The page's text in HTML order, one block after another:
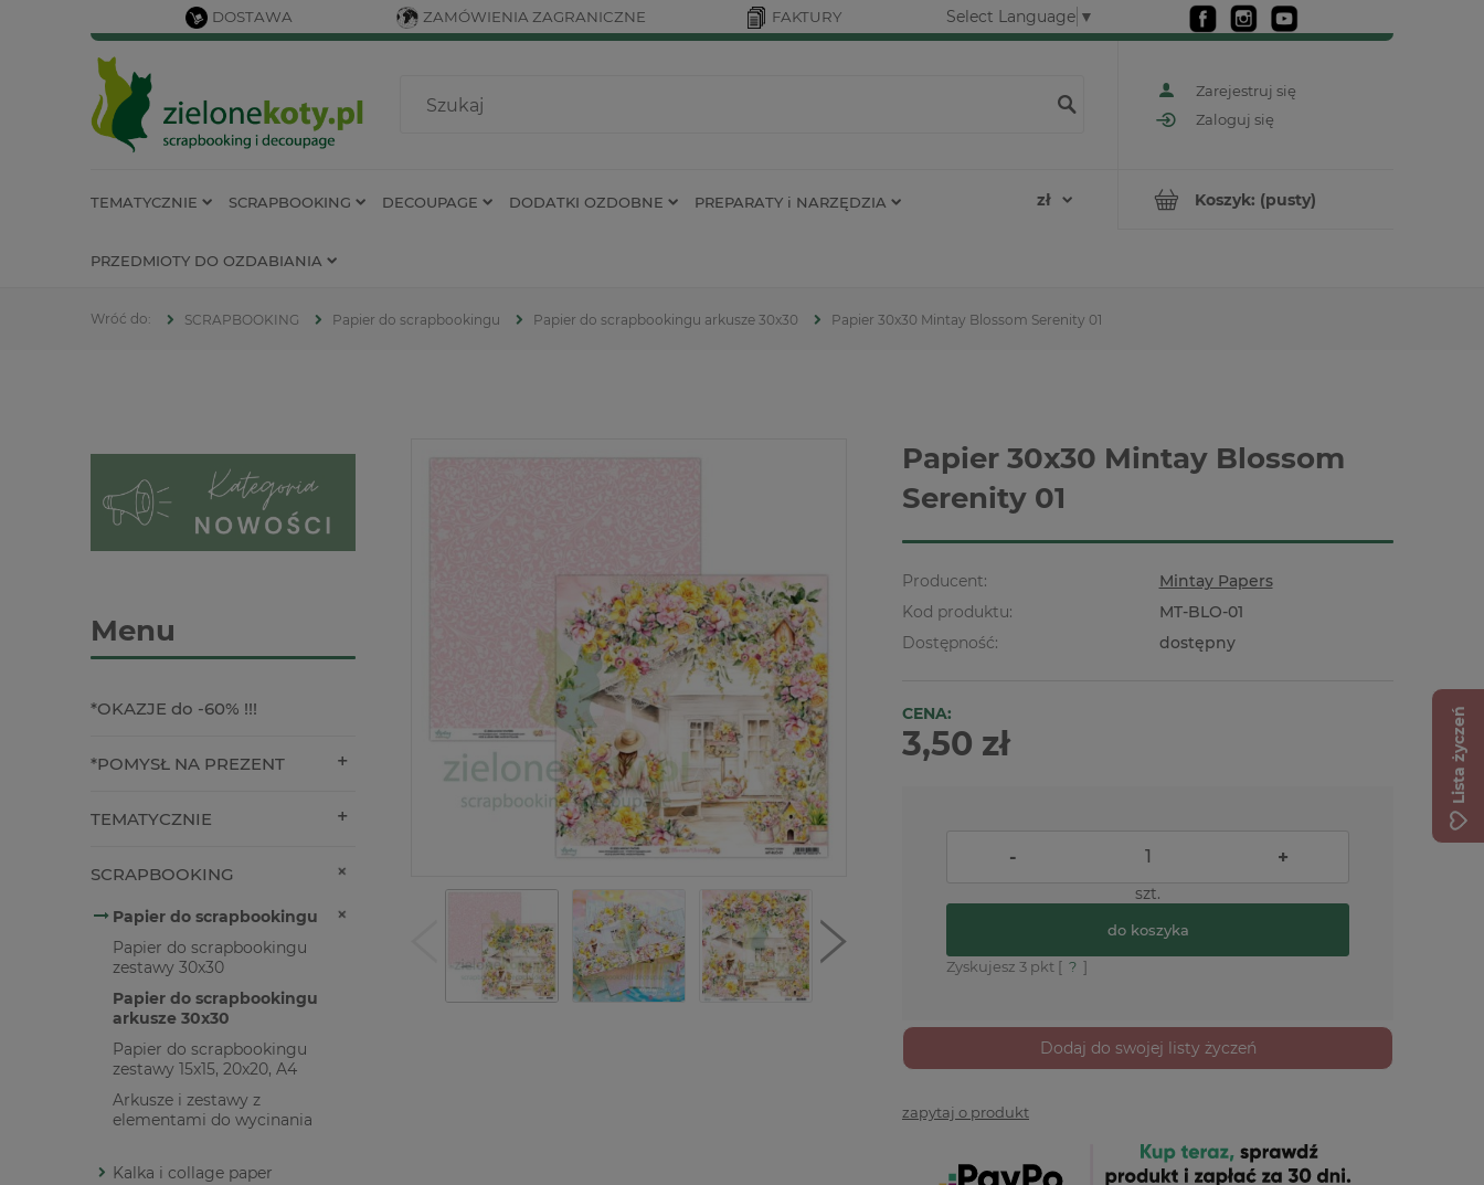
DOSTAWA ZAMÓWIENIA ZAGRANICZNE FAKTURY Select Language ▼
Zarejestruj się
Zaloguj się
Koszyk: (pusty)
TEMATYCZNIE SCRAPBOOKING DECOUPAGE DODATKI OZDOBNE PREPARATY i NARZĘDZIA
PRZEDMIOTY DO OZDABIANIA
SCRAPBOOKING Papier do scrapbookingu Papier do scrapbookingu arkusze 30x30 Papier 30x30 Mintay Blossom Serenity 01
Menu
*OKAZJE do -60% !!!
*POMYSŁ NA PREZENT
TEMATYCZNIE
SCRAPBOOKING
Papier do scrapbookingu
Papier do scrapbookingu
zestawy 30x30
Papier do scrapbookingu
arkusze 30x30
Papier do scrapbookingu
zestawy 15x15, 20x20, A4
Arkusze i zestawy z
elementami do wycinania
Kalka i collage paper
Papier 30x30 Mintay Blossom
Serenity 01
Producent:
Mintay Papers
Kod produktu:
MT-BLO-01
Dostępność:
dostępny
CENA:
3,50 zł
- +
szt.
do koszyka
Zyskujesz 3 pkt [ ? ]
Dodaj do swojej listy życzeń
zapytaj o produkt
Lista życzeń